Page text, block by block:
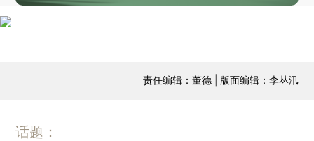
责任编辑：董德 | 版面编辑：李丛汛
话题：